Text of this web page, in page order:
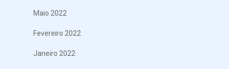
Maio 2022
Fevereiro 2022
Janeiro 2022